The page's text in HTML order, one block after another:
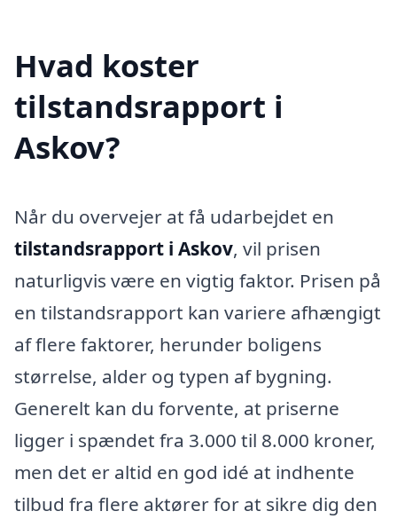
Hvad koster
tilstandsrapport i
Askov?
Når du overvejer at få udarbejdet en
tilstandsrapport i Askov, vil prisen
naturligvis være en vigtig faktor. Prisen på
en tilstandsrapport kan variere afhængigt
af flere faktorer, herunder boligens
størrelse, alder og typen af bygning.
Generelt kan du forvente, at priserne
ligger i spændet fra 3.000 til 8.000 kroner,
men det er altid en god idé at indhente
tilbud fra flere aktører for at sikre dig den